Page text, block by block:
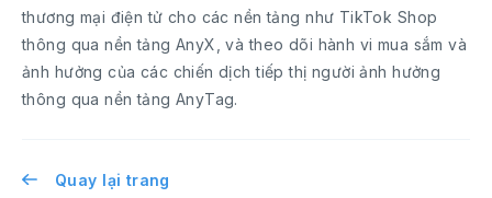
thương mại điện tử cho các nền tảng như TikTok Shop
thông qua nền tảng AnyX, và theo dõi hành vi mua sắm và
ảnh hưởng của các chiến dịch tiếp thị người ảnh hưởng
thông qua nền tảng AnyTag.
Quay lại trang